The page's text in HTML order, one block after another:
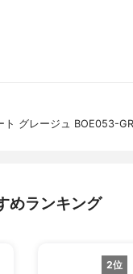
ト グレージュ BOE053-
めランキング
2位